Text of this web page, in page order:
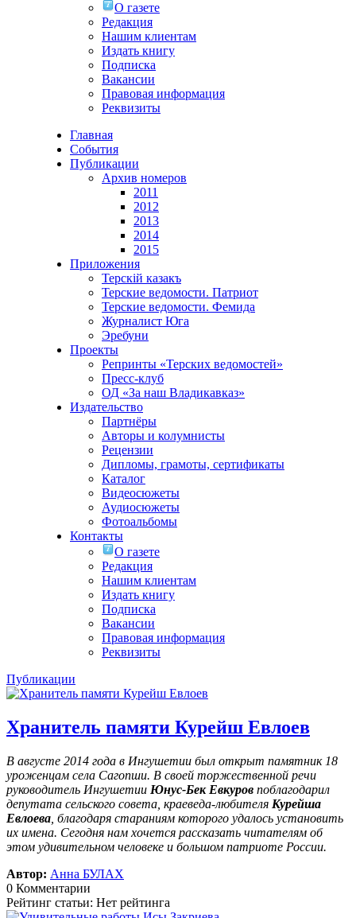
О газете
Редакция
Нашим клиентам
Издать книгу
Подписка
Вакансии
Правовая информация
Реквизиты
Главная
События
Публикации
Архив номеров
2011
2012
2013
2014
2015
Приложения
Терскiй казакъ
Терские ведомости. Патриот
Терские ведомости. Фемида
Журналист Юга
Эребуни
Проекты
Репринты «Терских ведомостей»
Пресс-клуб
ОД «За наш Владикавказ»
Издательство
Партнёры
Авторы и колумнисты
Рецензии
Дипломы, грамоты, сертификаты
Каталог
Видеосюжеты
Аудиосюжеты
Фотоальбомы
Контакты
О газете
Редакция
Нашим клиентам
Издать книгу
Подписка
Вакансии
Правовая информация
Реквизиты
Публикации
Хранитель памяти Курейш Евлоев
В августе 2014 года в Ингушетии был открыт памятник 18
уроженцам села Сагопши. В своей торжественной речи
руководитель Ингушетии Юнус-Бек Евкуров поблагодарил
депутата сельского совета, краеведа-любителя Курейша
Евлоева , благодаря стараниям которого удалось установить
их имена. Сегодня нам хочется рассказать читателям об
этом удивительном человеке и большом патриоте России.
Автор: Анна БУЛАХ
0 Комментарии
Рейтинг статьи: Нет рейтинга